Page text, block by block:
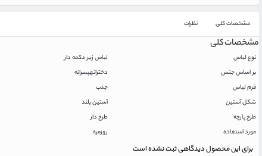
مشخصات کلی نظرات
مشخصات کلی
نوع لباس
لباس زیر دکمه دار
بر اساس جنس
دخترانهپسرانه
فرم لباس
جذب
شکل آستین
آستین بلند
طرح پارچه
طرح دار
مورد استفاده
روزمره
برای این محصول دیدگاهی ثبت نشده است